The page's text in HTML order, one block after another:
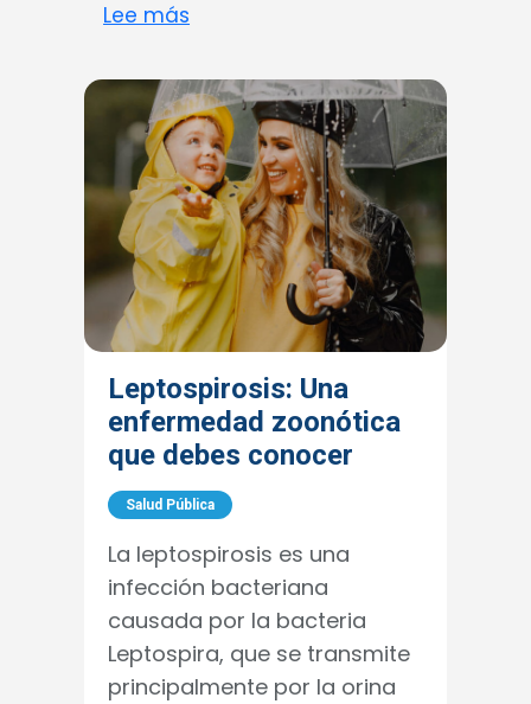
Lee más
Leptospirosis: Una
enfermedad zoonótica
que debes conocer
Salud Pública
La leptospirosis es una
infección bacteriana
causada por la bacteria
Leptospira, que se transmite
principalmente por la orina